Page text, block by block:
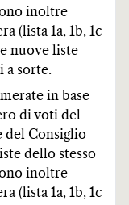
inoltre
(lista 1a, 1b, 1c
nuove liste
a sorte.
in base
di voti del
del Consiglio
dello stesso
inoltre
(lista 1a, 1b, 1c